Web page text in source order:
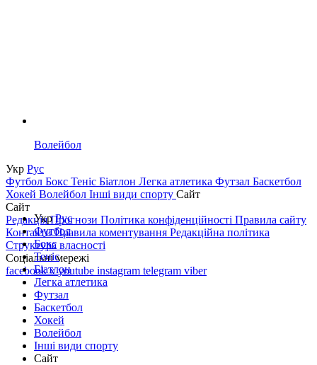
Волейбол
Укр Рус
Футбол Бокс Теніс Біатлон Легка атлетика Футзал Баскетбол
Хокей Волейбол Інші види спорту Сайт
Сайт
РедакціяПрогнози Політика конфіденційності Правила сайту
КонтактиПравила коментування Редакційна політика
Структура власності
Соціальні мережі
facebookxyoutube instagram telegram viber
УкрРус
Футбол
Бокс
Теніс
Біатлон
Легка атлетика
Футзал
Баскетбол
Хокей
Волейбол
Інші види спорту
Сайт